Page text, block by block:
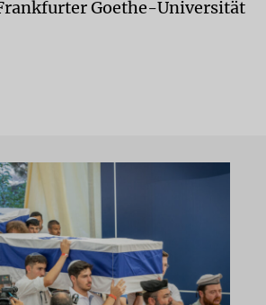
Goethe-Universität